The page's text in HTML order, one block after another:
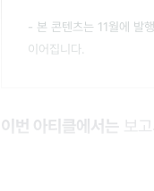
- 본 콘텐츠는 11월에 발
이어집니다.
이번 아티클에서는 보